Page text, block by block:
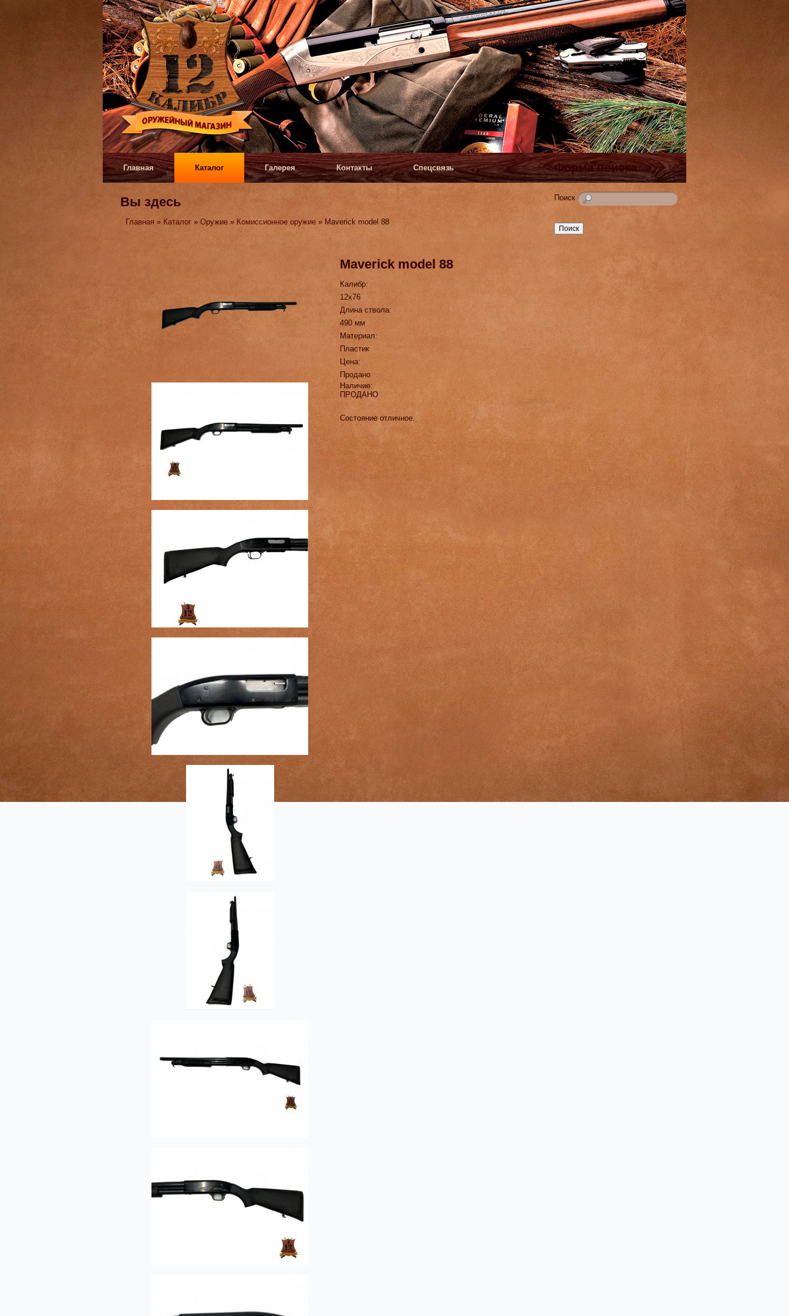
Форма поиска
Поиск
Главная Каталог Галерея Контакты Спецсвязь
Вы здесь
Главная » Каталог »Оружие » Комиссионное оружие » Maverick model 88
Maverick model 88
Калибр:
12х76
Длина ствола:
490 мм
Материал:
Пластик
Цена:
Продано
Наличие:
ПРОДАНО
Состояние отличное.